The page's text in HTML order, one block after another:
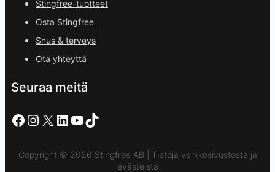
Stingfree-tuotteet
Osta Stingfree
Snus & terveys
Ota yhteyttä
Seuraa meitä
Facebook
Instagram
X LinkedIn
YouTube
TikTok
Copyright © 2026 Stingfree AB | Tietoja verkkosivustosta ja
evästeistä